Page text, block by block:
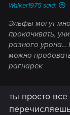
Walker1975 said:
Эльфы могут
прокачивать,
разного урона...
можно
рагнарек
ты просто все